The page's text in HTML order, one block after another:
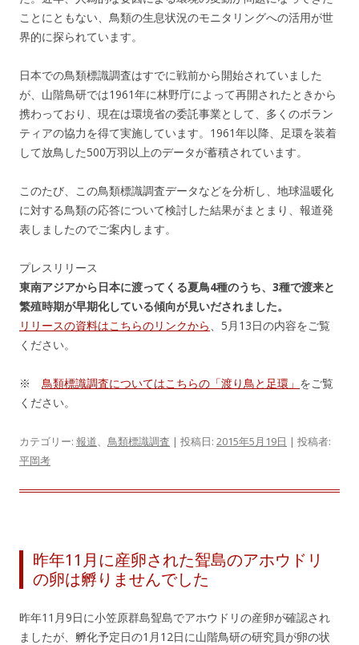
ことにともない、鳥類の生息状況のモニタリングへの活用が世
界的に探られています。
日本での鳥類標識調査はすでに戦前から開始されていました
が、山階鳥研では1961年に林野庁によって再開されたときから
携わっており、現在は環境省の委託事業として、多くのボラン
ティアの協力を得て実施しています。1961年以降、足環を装着
して放鳥した500万羽以上のデータが蓄積されています。
このたび、この鳥類標識調査データなどを分析し、地球温暖化
に対する鳥類の応答について検討した結果がまとまり、報道発
表しましたのでご案内します。
プレスリリース
東南アジアから日本に渡ってくる夏鳥4種のうち、3種で渡来と
繁殖時期が早期化している傾向が見いだされました。
リリースの資料はこちらのリンクから
、5月13日の内容をご覧
ください。
※ 鳥類標識調査についてはこちらの「渡り鳥と足環」 をご覧
ください。
カテゴリー: 報道、 鳥類標識調査 | 投稿日: 2015年5月19日 | 投稿者:
平岡考
昨年11月に産卵された聟島のアホウドリ
の卵は孵りませんでした
昨年11月9日に小笠原群島聟島でアホウドリの産卵が確認され
ましたが、孵化予定日の1月12日に山階鳥研の研究員が卵の状